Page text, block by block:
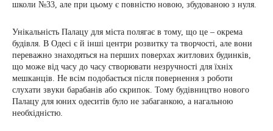
школи №33, але при цьому є повністю новою, збудованою з нуля.
Унікальність Палацу для міста полягає в тому, що це – окрема
будівля. В Одесі є й інші центри розвитку та творчості, але вони
переважно знаходяться на перших поверхах житлових будинків,
що може від часу до часу створювати незручності для їхніх
мешканців. Не всім подобається після повернення з роботи
слухати звуки барабанів або скрипок. Тому будівництво нового
Палацу для юних одеситів було не забаганкою, а нагальною
необхідністю.